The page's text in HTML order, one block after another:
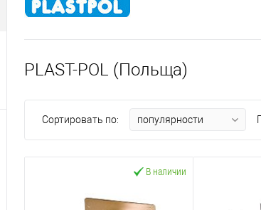
PLAST-POL (Польща)
Сортировать по:
В наличии